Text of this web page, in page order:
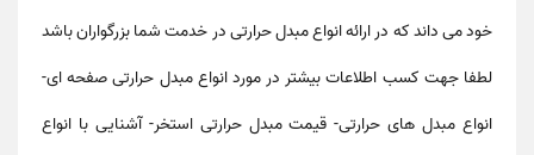
خود می داند که در ارائه انواعمبدل حرارتیدر خدمت شما بزرگواران باشد
لطفا جهت کسب اطلاعات بیشتر در موردانواع مبدل حرارتی صفحه ای-
انواع مبدل های حرارتی- قیمت مبدل حرارتی استخر- آشنایی با انواع